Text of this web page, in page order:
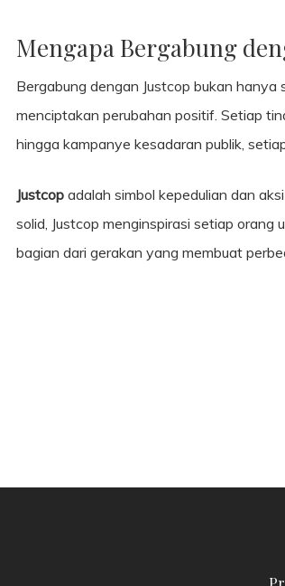
Mengapa Bergabung
Bergabung dengan Justcop bukan
menciptakan perubahan positif. Setiap
hingga kampanye kesadaran publik,
Justcop adalah simbol kepedulian dan
solid, Justcop menginspirasi setiap orang
bagian dari gerakan yang membuat